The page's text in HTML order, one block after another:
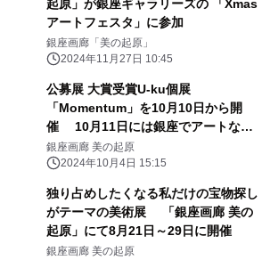
起原」が銀座ギャラリーズの 「Xmas
アートフェスタ」に参加
銀座画廊「美の起原」
2024年11月27日 10:45
公募展 大賞受賞U-ku個展
「Momentum」を10月10日から開
催 10月11日には銀座でアートな一
夜を過ごすイベントも実施
銀座画廊 美の起原
2024年10月4日 15:15
独り占めしたくなる私だけの宝物探し
がテーマの美術展 「銀座画廊 美の
起原」にて8月21日～29日に開催
銀座画廊 美の起原